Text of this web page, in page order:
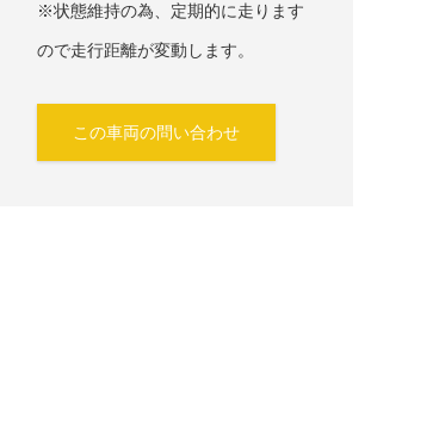
※状態維持の為、定期的に走ります
ので走行距離が変動します。
この車両の問い合わせ